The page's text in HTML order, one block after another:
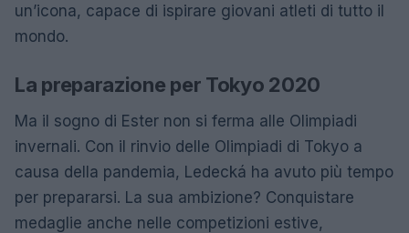
un’icona, capace di ispirare giovani atleti di tutto il
mondo.
La preparazione per Tokyo 2020
Ma il sogno di Ester non si ferma alle Olimpiadi
invernali. Con il rinvio delle Olimpiadi di Tokyo a
causa della pandemia, Ledecká ha avuto più tempo
per prepararsi. La sua ambizione? Conquistare
medaglie anche nelle competizioni estive,